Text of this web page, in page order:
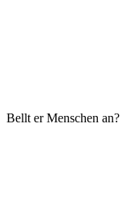
Bellt er Menschen an?